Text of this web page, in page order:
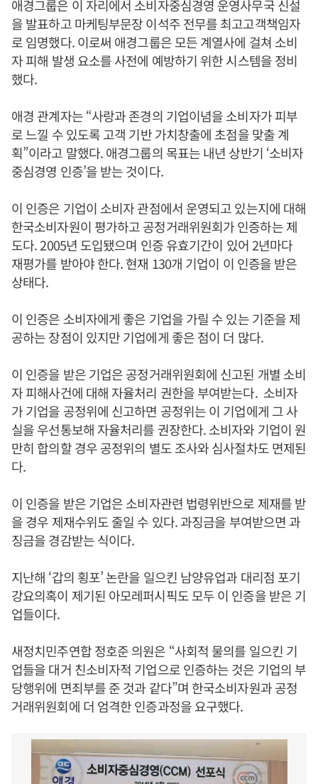
애경그룹은 이 자리에서 소비자중심경영 운영사무국 신설
을 발표하고 마케팅부문장 이석주 전무를 최고고객책임자
로 임명했다. 이로써 애경그룹은 모든 계열사에 걸쳐 소비
자 피해 발생 요소를 사전에 예방하기 위한 시스템을 정비
했다.
애경 관계자는 “사랑과 존경의 기업이념을 소비자가 피부
로 느낄 수 있도록 고객 기반 가치창출에 초점을 맞출 계
획”이라고 말했다. 애경그룹의 목표는 내년 상반기 ‘소비자
중심경영 인증’을 받는 것이다.
이 인증은 기업이 소비자 관점에서 운영되고 있는지에 대해
한국소비자원이 평가하고 공정거래위원회가 인증하는 제
도다. 2005년 도입됐으며 인증 유효기간이 있어 2년마다
재평가를 받아야 한다. 현재 130개 기업이 이 인증을 받은
상태다.
이 인증은 소비자에게 좋은 기업을 가릴 수 있는 기준을 제
공하는 장점이 있지만 기업에게 좋은 점이 더 많다.
이 인증을 받은 기업은 공정거래위원회에 신고된 개별 소비
자 피해사건에 대해 자율처리 권한을 부여받는다. 소비자
가 기업을 공정위에 신고하면 공정위는 이 기업에게 그 사
실을 우선통보해 자율처리를 권장한다. 소비자와 기업이 원
만히 합의할 경우 공정위의 별도 조사와 심사절차도 면제된
다.
이 인증을 받은 기업은 소비자관련 법령위반으로 제재를 받
을 경우 제재수위도 줄일 수 있다. 과징금을 부여받으면 과
징금을 경감받는 식이다.
지난해 ‘갑의 횡포’ 논란을 일으킨 남양유업과 대리점 포기
강요의혹이 제기된 아모레퍼시픽도 모두 이 인증을 받은 기
업들이다.
새정치민주연합 정호준 의원은 “사회적 물의를 일으킨 기
업들을 대거 친소비자적 기업으로 인증하는 것은 기업의 부
당행위에 면죄부를 준 것과 같다”며 한국소비자원과 공정
거래위원회에 더 엄격한 인증과정을 요구했다.